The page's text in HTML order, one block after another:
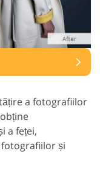
a fotografiilor
a feței,
și